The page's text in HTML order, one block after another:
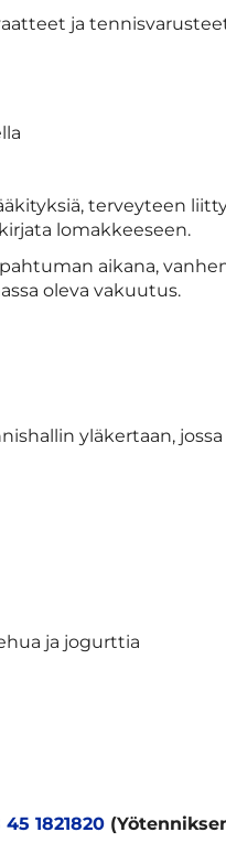
ja
terveyteen
lomakkeeseen.
aikana,
oleva vakuutus.
yläkertaan,
ja jogurttia
45 1821820